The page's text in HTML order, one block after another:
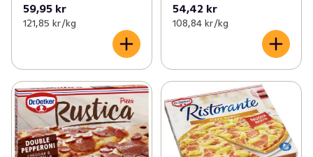
59,95 kr
121,85 kr /kg
54,42 kr
108,84 kr /kg